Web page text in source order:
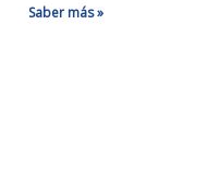
Saber más »